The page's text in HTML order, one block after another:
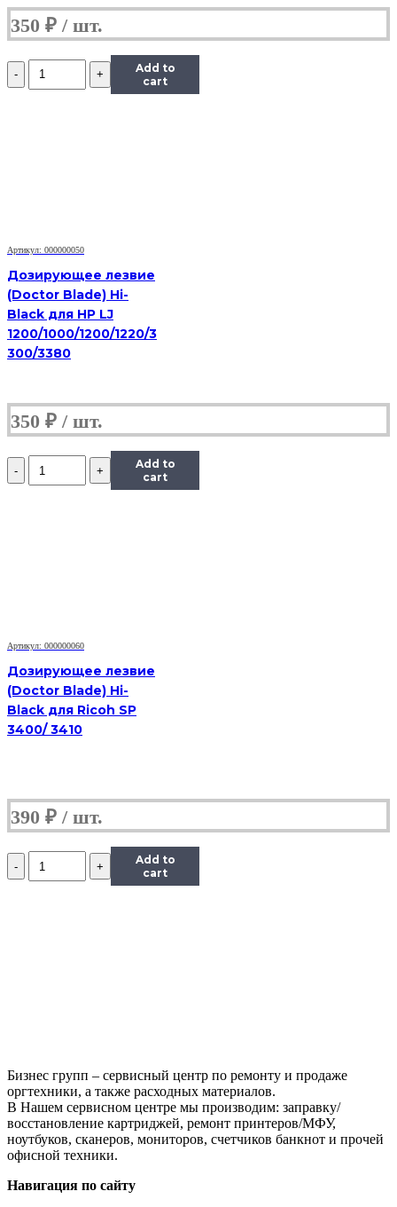
350 ₽
Количество
Дозирующее
3428
Add to
cart
Артикул: 000000050
Дозирующее лезвие
(Doctor Blade) Hi-
Black для HP LJ
1200/1000/1200/1220/3
300/3380
350 ₽
Количество
Дозирующее
3428
Add to
cart
Артикул: 000000060
Дозирующее лезвие
(Doctor Blade) Hi-
Black для Ricoh SP
3400/ 3410
390 ₽
Количество
Дозирующее
Add to
cart
Бизнес групп – сервисный центр по ремонту и продаже
оргтехники, а также расходных материалов.
В Нашем сервисном центре мы производим: заправку/
восстановление картриджей, ремонт принтеров/МФУ,
ноутбуков, сканеров, мониторов, счетчиков банкнот и прочей
офисной техники.
Навигация по сайту